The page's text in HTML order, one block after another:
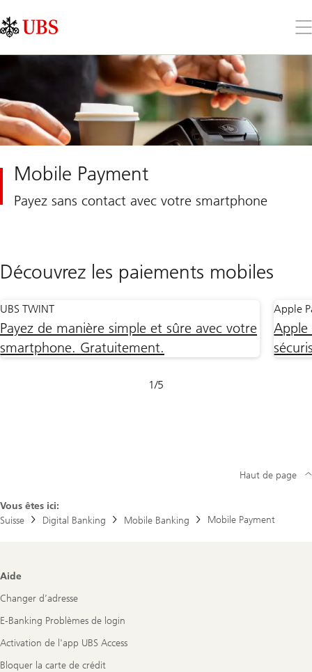
Links
Area
le
Mobile Payment
Payez sans contact avec votre smartphone
Découvrez les paiements mobiles
UBS TWINT
Payez de manière simple et sûre avec votre
smartphone. Gratuitement.
Apple
Apple
1/5
1-
Vous êtes ici:
Suisse
Digital Banking Mobile Banking Mobile Payment
Haut de page
Footer
Aide
Changer d’adresse
E-Banking Problèmes de login
Activation de l'app UBS Access
Bloquer la carte de crédit